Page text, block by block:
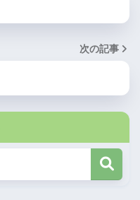
次の記事